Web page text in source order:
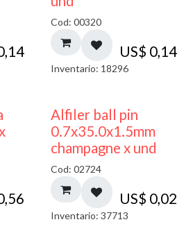
Cod: 00320
US$ 0,14
Inventario: 18296
Alfiler ball pin
0.7x35.0x1.5mm
champagne x und
Cod: 02724
US$ 0,02
Inventario: 37713